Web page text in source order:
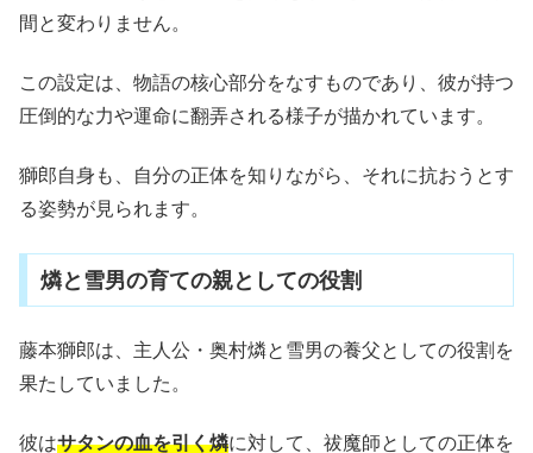
間と変わりません。
この設定は、物語の核心部分をなすものであり、彼が持つ
圧倒的な力や運命に翻弄される様子が描かれています。
獅郎自身も、自分の正体を知りながら、それに抗おうとす
る姿勢が見られます。
燐と雪男の育ての親としての役割
藤本獅郎は、主人公・奥村燐と雪男の養父としての役割を
果たしていました。
彼はサタンの血を引く燐に対して、祓魔師としての正体を